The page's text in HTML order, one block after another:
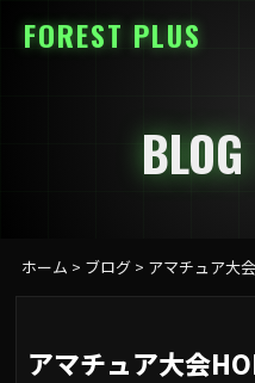
FOREST PLUS
ホーム > ブログ> アマチュア大
アマチュア大会